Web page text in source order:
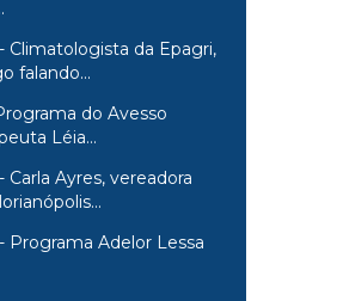
Climatologista da Epagri,
falando...
do Avesso
Léia...
Carla Ayres, vereadora
Programa Adelor Lessa